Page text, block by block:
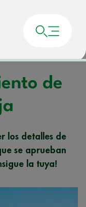
de
los detalles de
se aprueban
la tuya!